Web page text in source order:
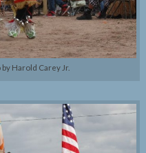
Harold Carey Jr.